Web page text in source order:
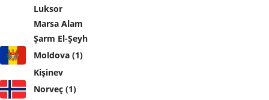
Luksor
Marsa Alam
Şarm El-Şeyh
Moldova (1)
Kişinev
Norveç (1)